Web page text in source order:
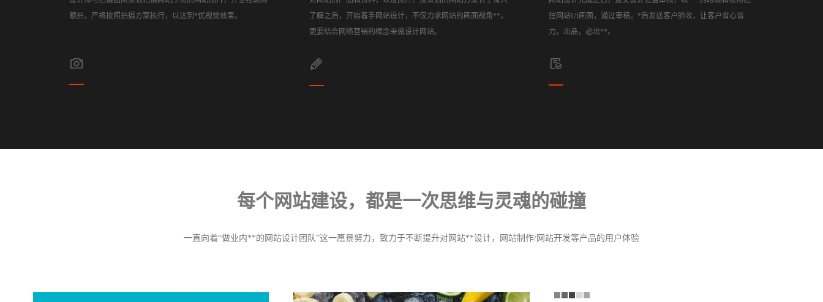
跟拍，严格按照拍摄方案执行，以达到*优视觉效果。
了解之后，开始着手网站设计，不仅力求网站的画面视角**，
更要结合网络营销的概念来做设计网站。
控网站UI画面，通过审稿，*后发送客户验收，让客户省心省
力，出品，必出**。
每个网站建设， 都是一次思维与灵魂的碰撞
一直向着“做业内**的网站设计团队”这一愿景努力，致力于不断提升对网站**设计，网站制作/网站开发等产品的用户体验